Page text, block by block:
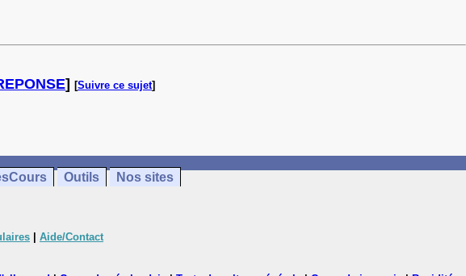
] [Suivre ce sujet]
Outils Nos sites
Aide/Contact